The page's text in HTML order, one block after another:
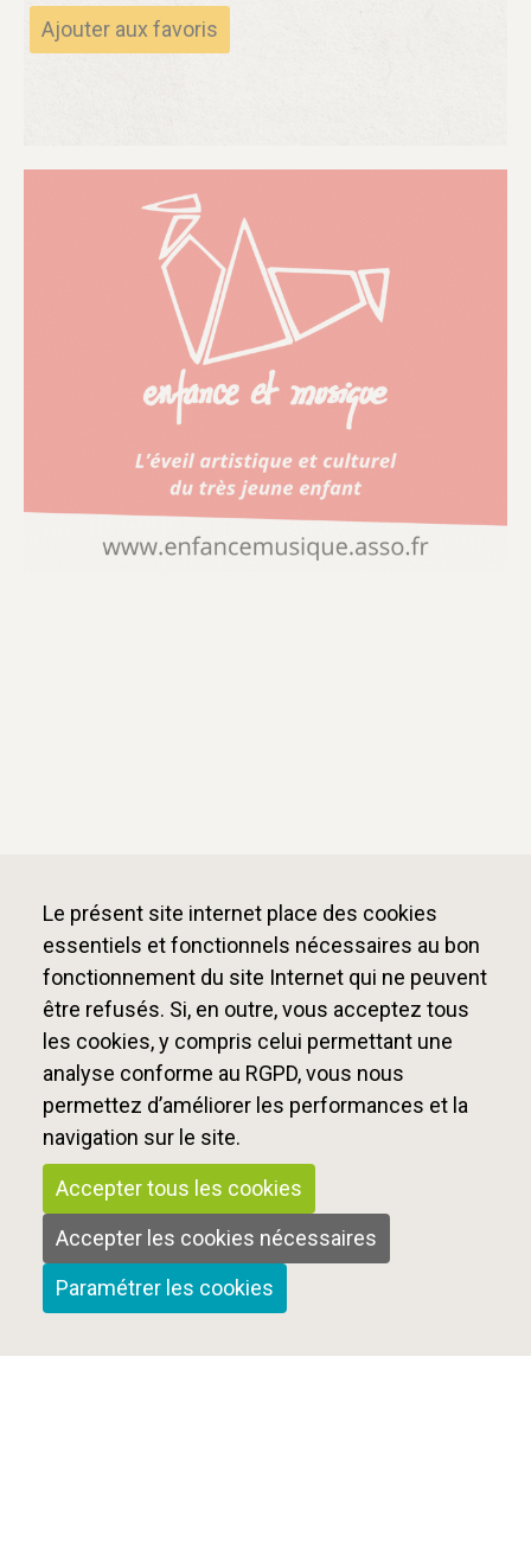
Le présent site internet place des cookies
essentiels et fonctionnels nécessaires au bon
fonctionnement du site Internet qui ne peuvent
être refusés. Si, en outre, vous acceptez tous
les cookies, y compris celui permettant une
analyse conforme au RGPD, vous nous
permettez d’améliorer les performances et la
navigation sur le site.
Accepter tous les cookies
Accepter les cookies nécessaires
Paramétrer les cookies
Ajouter aux favoris